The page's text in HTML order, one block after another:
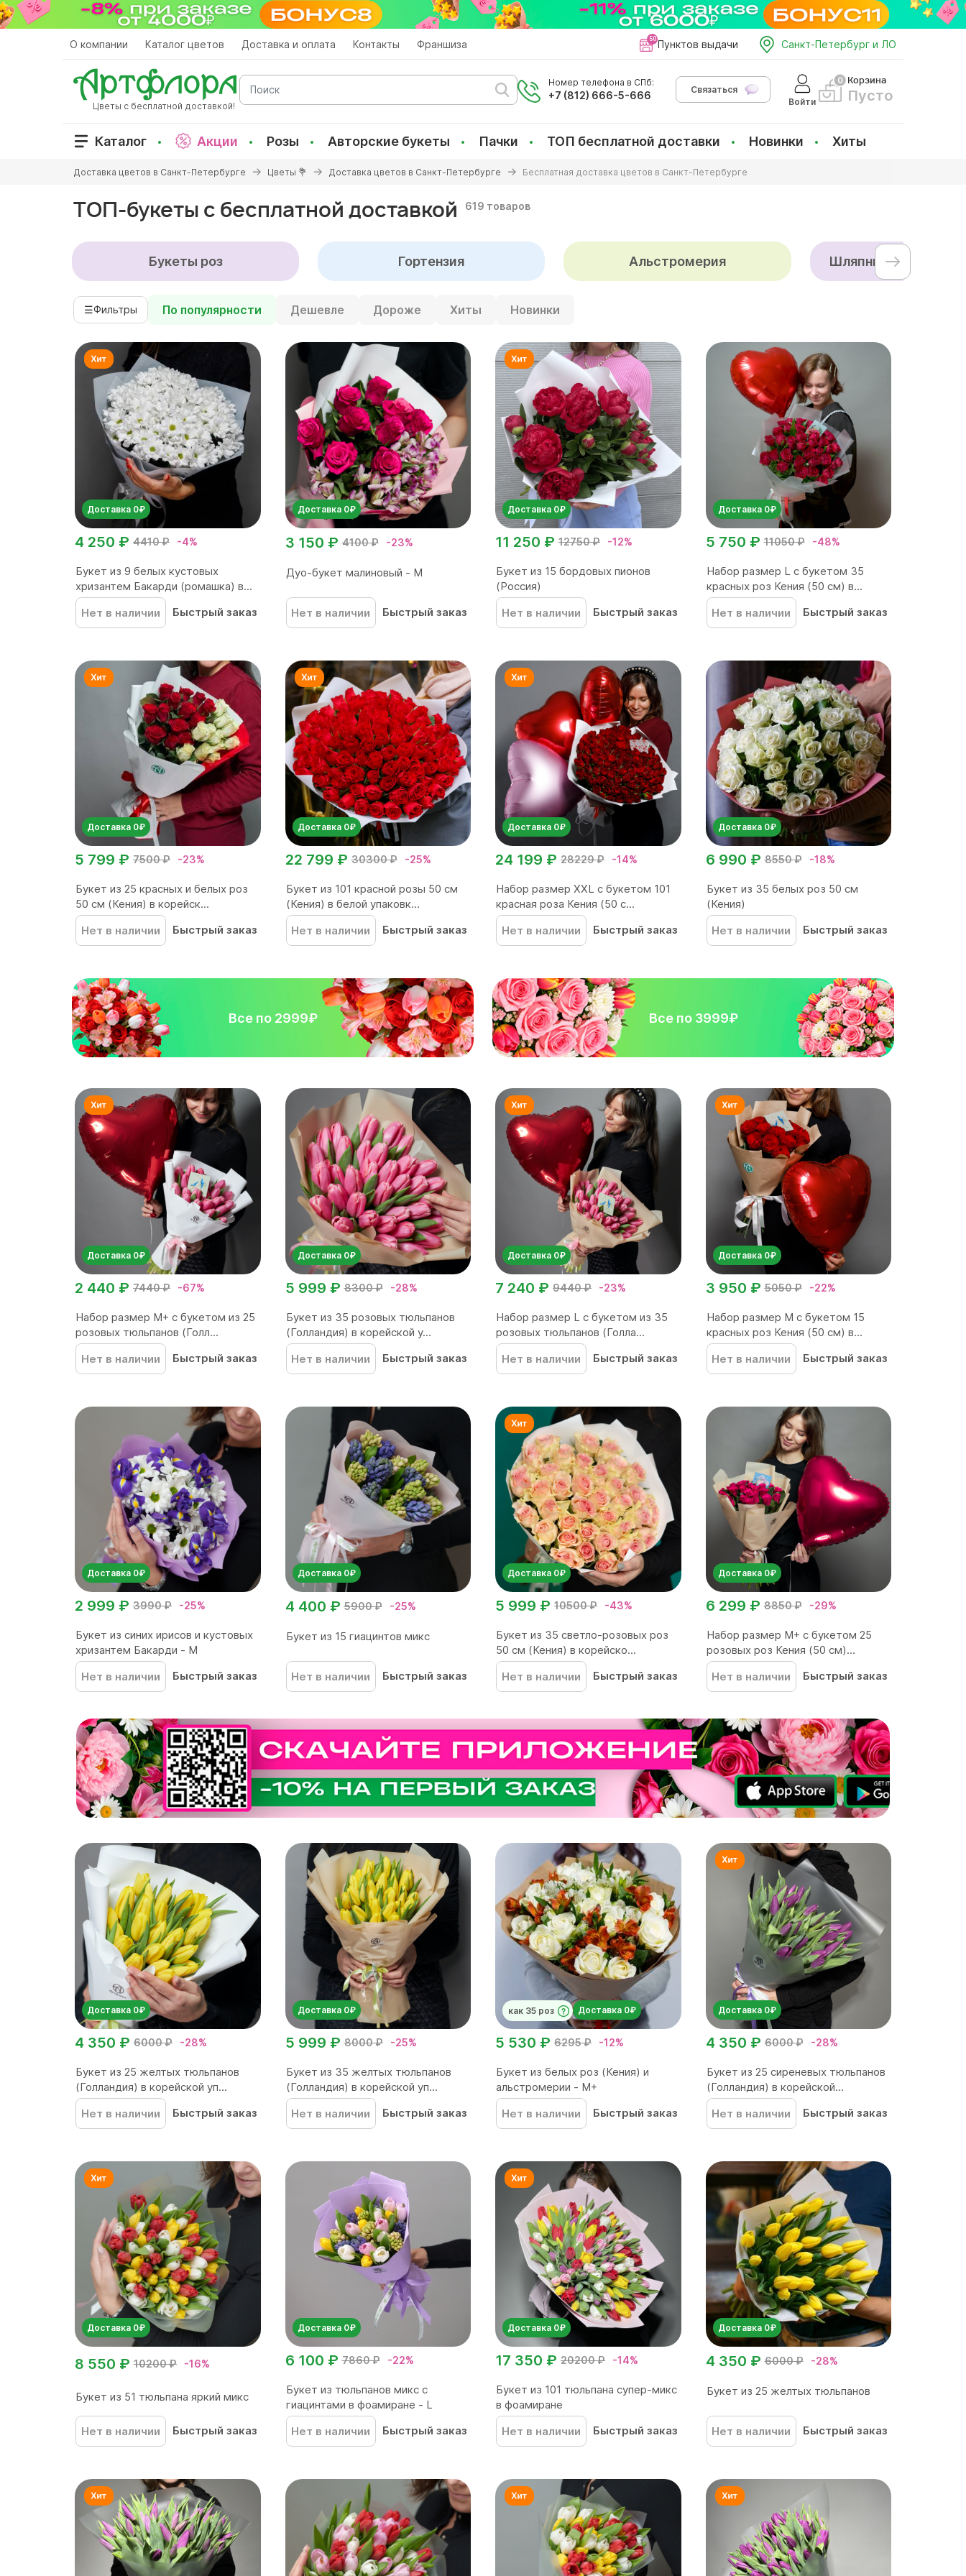
Перейти
к
О компании Каталог цветов Доставка и оплата Контакты Франшиза Пунктов выдачи Санкт-Петербург и ЛО
Цветы с бесплатной доставкой!
Поиск
Номер телефона в СПб:
+7 (812) 666-5-666
Связаться
Войти
Корзина
Пусто
Каталог Акции Розы Авторские букеты Пачки ТОП бесплатной доставки Новинки Хиты
здесь
Доставка цветов в Санкт-Петербурге Цветы 💐 Доставка цветов в Санкт-Петербурге Бесплатная доставка цветов в Санкт-Петербурге
ТОП-букеты с бесплатной доставкой 619 товаров
Букеты роз Гортензия Альстромерия Шляпные коробки с
☰Фильтры По популярности Дешевле Дороже Хиты Новинки
Доставка 0₽
4410 ₽ -4%
4 250 ₽
Букет из 9 белых кустовых
хризантем Бакарди (ромашка) в...
Нет в наличии
Быстрый заказ
Доставка 0₽
4100 ₽ -23%
3 150 ₽
Дуо-букет малиновый - М
Нет в наличии Быстрый заказ
Доставка 0₽
12750 ₽ -12%
11 250 ₽
Букет из 15 бордовых пионов
(Россия)
Нет в наличии
Быстрый заказ
Доставка 0₽
11050 ₽ -48%
5 750 ₽
Набор размер L с букетом 35
красных роз Кения (50 см) в...
Нет в наличии
Быстрый заказ
Доставка 0₽
7500 ₽ -23%
5 799 ₽
Букет из 25 красных и белых роз
50 см (Кения) в корейск...
Нет в наличии
Быстрый заказ
Доставка 0₽
30300 ₽ -25%
22 799 ₽
Букет из 101 красной розы 50 см
(Кения) в белой упаковк...
Нет в наличии
Быстрый заказ
Доставка 0₽
28229 ₽ -14%
24 199 ₽
Набор размер ХХL с букетом 101
красная роза Кения (50 с...
Нет в наличии
Быстрый заказ
Доставка 0₽
8550 ₽ -18%
6 990 ₽
Букет из 35 белых роз 50 см
(Кения)
Нет в наличии
Быстрый заказ
Все по 2999₽ Все по 3999₽
Доставка 0₽
7440 ₽ -67%
2 440 ₽
Набор размер М+ с букетом из 25
розовых тюльпанов (Голл...
Нет в наличии
Быстрый заказ
Доставка 0₽
8300 ₽ -28%
5 999 ₽
Букет из 35 розовых тюльпанов
(Голландия) в корейской у...
Нет в наличии
Быстрый заказ
Доставка 0₽
9440 ₽ -23%
7 240 ₽
Набор размер L с букетом из 35
розовых тюльпанов (Голла...
Нет в наличии
Быстрый заказ
Доставка 0₽
5050 ₽ -22%
3 950 ₽
Набор размер M с букетом 15
красных роз Кения (50 см) в...
Нет в наличии
Быстрый заказ
Доставка 0₽
3990 ₽ -25%
2 999 ₽
Букет из синих ирисов и кустовых
хризантем Бакарди - М
Нет в наличии
Быстрый заказ
Доставка 0₽
5900 ₽ -25%
4 400 ₽
Букет из 15 гиацинтов микс
Нет в наличии Быстрый заказ
Доставка 0₽
10500 ₽ -43%
5 999 ₽
Букет из 35 светло-розовых роз
50 см (Кения) в корейско...
Нет в наличии
Быстрый заказ
Доставка 0₽
8850 ₽ -29%
6 299 ₽
Набор размер M+ с букетом 25
розовых роз Кения (50 см)...
Нет в наличии
Быстрый заказ
Доставка 0₽
6000 ₽ -28%
4 350 ₽
Букет из 25 желтых тюльпанов
(Голландия) в корейской уп...
Нет в наличии
Быстрый заказ
Доставка 0₽
8000 ₽ -25%
5 999 ₽
Букет из 35 желтых тюльпанов
(Голландия) в корейской уп...
Нет в наличии
Быстрый заказ
как 35 роз Доставка 0₽
6295 ₽ -12%
5 530 ₽
Букет из белых роз (Кения) и
альстромерии - М+
Нет в наличии
Быстрый заказ
Доставка 0₽
6000 ₽ -28%
4 350 ₽
Букет из 25 сиреневых тюльпанов
(Голландия) в корейской...
Нет в наличии
Быстрый заказ
Доставка 0₽
10200 ₽ -16%
8 550 ₽
Букет из 51 тюльпана яркий микс
Нет в наличии Быстрый заказ
Доставка 0₽
7860 ₽ -22%
6 100 ₽
Букет из тюльпанов микс с
гиацинтами в фоамиране - L
Нет в наличии
Быстрый заказ
Доставка 0₽
20200 ₽ -14%
17 350 ₽
Букет из 101 тюльпана супер-микс
в фоамиране
Нет в наличии
Быстрый заказ
Доставка 0₽
6000 ₽ -28%
4 350 ₽
Букет из 25 желтых тюльпанов
Нет в наличии Быстрый заказ